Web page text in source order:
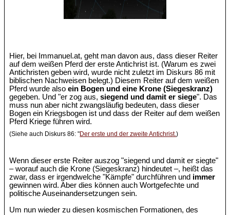
Hier, bei Immanuel.at, geht man davon aus, dass dieser Reiter
auf dem weißen Pferd der erste Antichrist ist. (Warum es zwei
Antichristen geben wird, wurde nicht zuletzt im Diskurs 86 mit
biblischen Nachweisen belegt.) Diesem Reiter auf dem weißen
Pferd wurde alsoein Bogen und eine Krone (Siegeskranz)
gegeben. Und "er zog aus,siegend und damit er siege". Das
muss nun aber nicht zwangsläufig bedeuten, dass dieser
Bogen ein Kriegsbogen ist und dass der Reiter auf dem weißen
Pferd Kriege führen wird.
(Siehe auch Diskurs 86: "Der erste und der zweite Antichrist.)
Wenn dieser erste Reiter auszog "siegend und damit er siegte"
– worauf auch die Krone (Siegeskranz) hindeutet –, heißt das
zwar, dass er irgendwelche "Kämpfe" durchführen und immer
gewinnen wird. Aber dies können auch Wortgefechte und
politische Auseinandersetzungen sein.
Um nun wieder zu diesen kosmischen Formationen, des